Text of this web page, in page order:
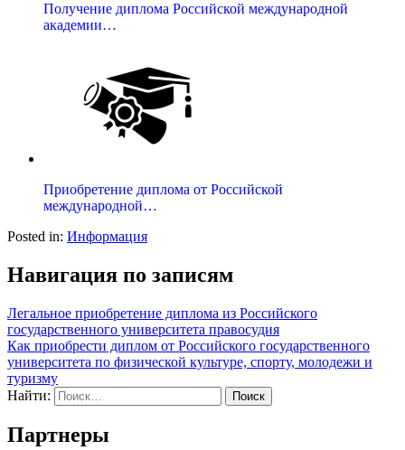
Получение диплома Российской международной
академии…
Приобретение диплома от Российской
международной…
Posted in: Информация
Навигация по записям
Легальное приобретение диплома из Российского
государственного университета правосудия
Как приобрести диплом от Российского государственного
университета по физической культуре, спорту, молодежи и
туризму
Найти:
Партнеры